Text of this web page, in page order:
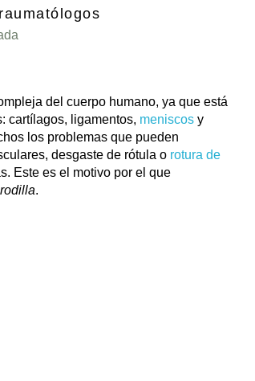
del cuerpo humano, ya que está
cartílagos, ligamentos, meniscosy
los problemas que pueden
desgaste de rótula o rotura de
Este es el motivo por el que
.